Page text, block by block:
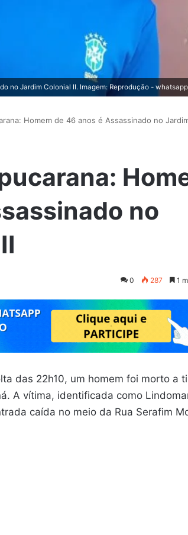
no Jardim Colonial II. Imagem: Reprodução - whatsapp
Homem de 46 anos é Assassinado no
no
0 287 1
das 22h10, um homem foi morto a
A vítima, identificada como
caída no meio da Rua Serafim